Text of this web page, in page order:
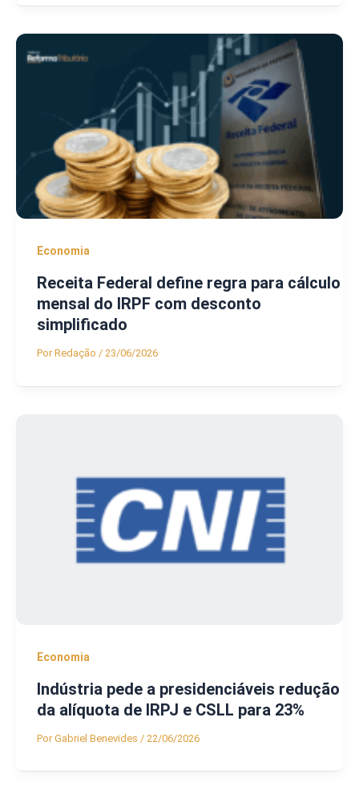
Economia
Receita Federal define regra para cálculo
mensal do IRPF com desconto
simplificado
PorRedação / 23/06/2026
Economia
Indústria pede a presidenciáveis redução
da alíquota de IRPJ e CSLL para 23%
PorGabriel Benevides / 22/06/2026